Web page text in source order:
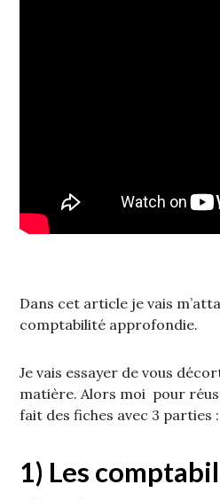
Dans cet article je vais
comptabilité approfondie.
Je vais essayer de vous
matière. Alors moi pour
fait des fiches avec 3 parties :
1) Les